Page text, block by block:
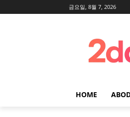
금요일, 8월 7, 2026
HOME